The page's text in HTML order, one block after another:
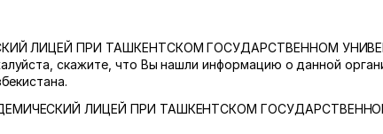
ЛИЦЕЙ ПРИ ТАШКЕНТСКОМ ГОСУДАРСТВЕННОМ
скажите, что Вы нашли информацию о данной
ЛИЦЕЙ ПРИ ТАШКЕНТСКОМ